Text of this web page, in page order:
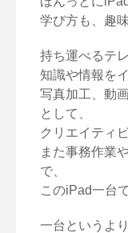
学び方も、趣
持ち運べるテ
知識や情報を
写真加工、動
として、
クリエイティ
また事務作業
で、
このiPad一台
一台というよ